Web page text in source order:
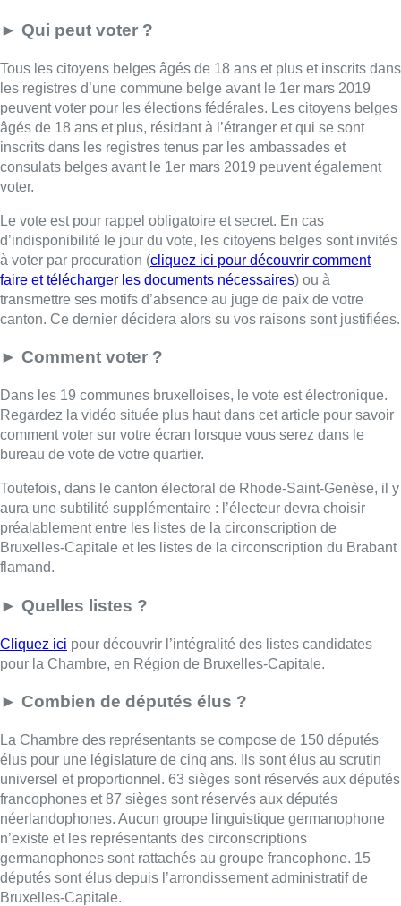
► Qui peut voter ?
Tous les citoyens belges âgés de 18 ans et plus et inscrits dans
les registres d’une commune belge avant le 1er mars 2019
peuvent voter pour les élections fédérales. Les citoyens belges
âgés de 18 ans et plus, résidant à l’étranger et qui se sont
inscrits dans les registres tenus par les ambassades et
consulats belges avant le 1er mars 2019 peuvent également
voter.
Le vote est pour rappel obligatoire et secret. En cas
d’indisponibilité le jour du vote, les citoyens belges sont invités
à voter par procuration (cliquez ici pour découvrir comment
faire et télécharger les documents nécessaires) ou à
transmettre ses motifs d’absence au juge de paix de votre
canton. Ce dernier décidera alors su vos raisons sont justifiées.
► Comment voter ?
Dans les 19 communes bruxelloises, le vote est électronique.
Regardez la vidéo située plus haut dans cet article pour savoir
comment voter sur votre écran lorsque vous serez dans le
bureau de vote de votre quartier.
Toutefois, dans le canton électoral de Rhode-Saint-Genèse, il y
aura une subtilité supplémentaire : l’électeur devra choisir
préalablement entre les listes de la circonscription de
Bruxelles-Capitale et les listes de la circonscription du Brabant
flamand.
► Quelles listes ?
Cliquez ici pour découvrir l’intégralité des listes candidates
pour la Chambre, en Région de Bruxelles-Capitale.
► Combien de députés élus ?
La Chambre des représentants se compose de 150 députés
élus pour une législature de cinq ans. Ils sont élus au scrutin
universel et proportionnel. 63 sièges sont réservés aux députés
francophones et 87 sièges sont réservés aux députés
néerlandophones. Aucun groupe linguistique germanophone
n’existe et les représentants des circonscriptions
germanophones sont rattachés au groupe francophone. 15
députés sont élus depuis l’arrondissement administratif de
Bruxelles-Capitale.